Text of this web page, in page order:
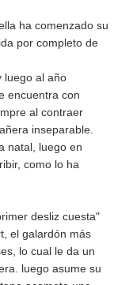
ha comenzado su
por completo de
luego al año
encuentra con
al contraer
inseparable.
natal, luego en
como lo ha
desliz cuesta"
el galardón más
lo cual le da un
luego asume su